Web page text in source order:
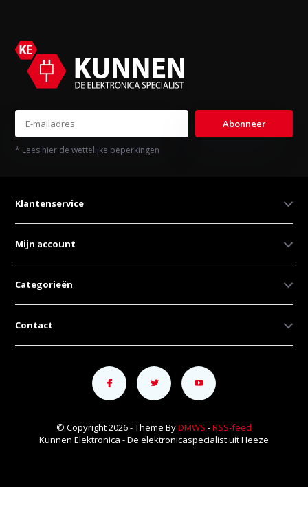
Abonneer
* Lees hier de wettelijke beperkingen
Klantenservice
Mijn account
Categorieën
Contact
© Copyright 2026 - Theme ByDMWS -RSS-feed
Kunnen Elektronica - De elektronicaspecialist uit Heeze